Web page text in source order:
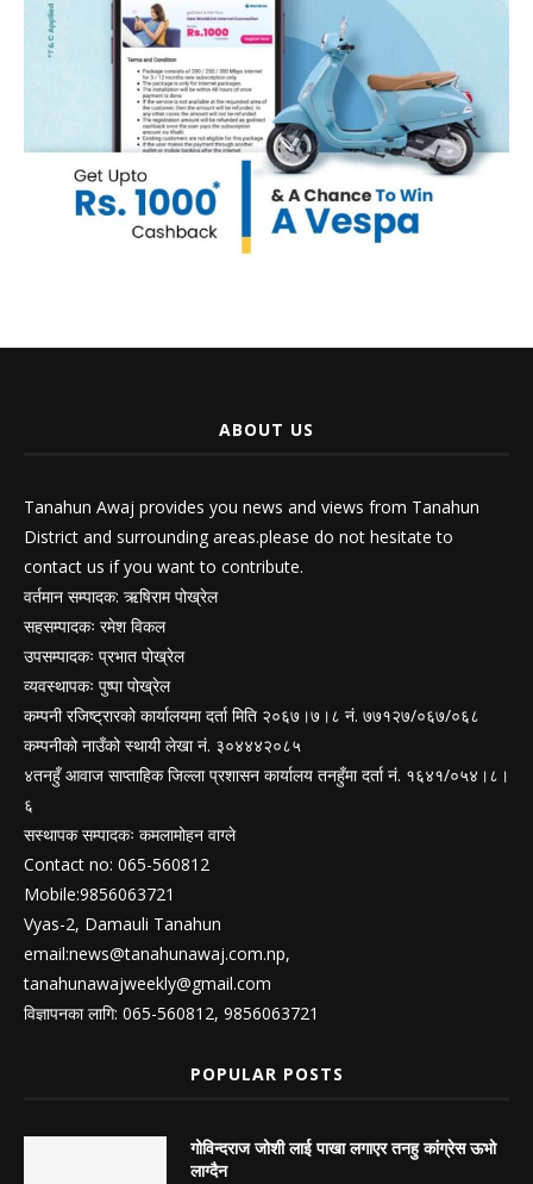
ABOUT US
Tanahun Awaj provides you news and views from Tanahun
District and surrounding areas.please do not hesitate to
contact us if you want to contribute.
वर्तमान सम्पादक: ऋषिराम पोख्रेल
सहसम्पादकः रमेश विकल
उपसम्पादकः प्रभात पोख्रेल
व्यवस्थापकः पुष्पा पोख्रेल
कम्पनी रजिष्ट्रारको कार्यालयमा दर्ता मिति २०६७।७।८ नं. ७७१२७/०६७/०६८
कम्पनीको नाउँको स्थायी लेखा नं. ३०४४४२०८५
४तनहुँ आवाज साप्ताहिक जिल्ला प्रशासन कार्यालय तनहुँमा दर्ता नं. १६४१/०५४।८।
६
सस्थापक सम्पादकः कमलामोहन वाग्ले
Contact no: 065-560812
Mobile:9856063721
Vyas-2, Damauli Tanahun
email:news@tanahunawaj.com.np,
tanahunawajweekly@gmail.com
विज्ञापनका लागि: 065-560812, 9856063721
POPULAR POSTS
गोविन्दराज जोशी लाई पाखा लगाएर तनहु कांग्रेस ऊभो
लाग्दैन